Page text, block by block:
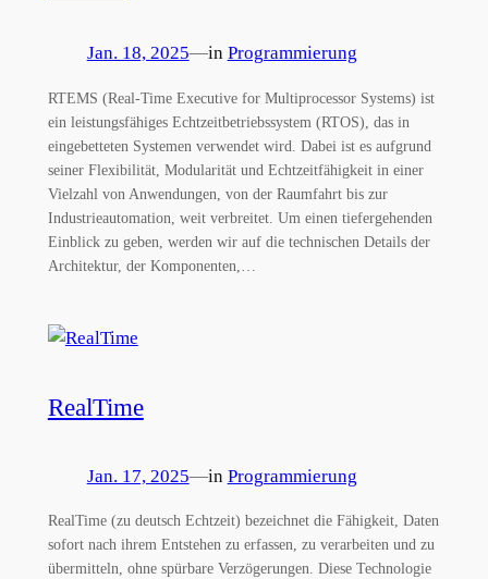
Jan. 18, 2025—in Programmierung
RTEMS (Real-Time Executive for Multiprocessor Systems) ist
ein leistungsfähiges Echtzeitbetriebssystem (RTOS), das in
eingebetteten Systemen verwendet wird. Dabei ist es aufgrund
seiner Flexibilität, Modularität und Echtzeitfähigkeit in einer
Vielzahl von Anwendungen, von der Raumfahrt bis zur
Industrieautomation, weit verbreitet. Um einen tiefergehenden
Einblick zu geben, werden wir auf die technischen Details der
Architektur, der Komponenten,…
RealTime
Jan. 17, 2025—in Programmierung
RealTime (zu deutsch Echtzeit) bezeichnet die Fähigkeit, Daten
sofort nach ihrem Entstehen zu erfassen, zu verarbeiten und zu
übermitteln, ohne spürbare Verzögerungen. Diese Technologie